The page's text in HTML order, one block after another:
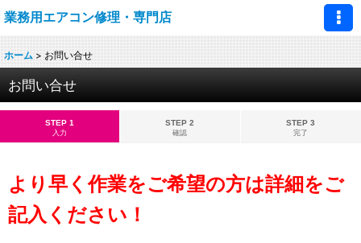
業務用エアコン修理・専門店
ホーム > お問い合せ
お問い合せ
STEP 1
入力
STEP 2
確認
STEP 3
完了
より早く作業をご希望の方は詳細をご
記入ください！